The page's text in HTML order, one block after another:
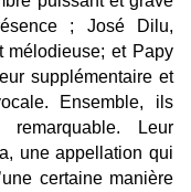
; José Dilu,
mélodieuse; et Papy
supplémentaire et
Ensemble, ils
Leur
une appellation qui
certaine manière